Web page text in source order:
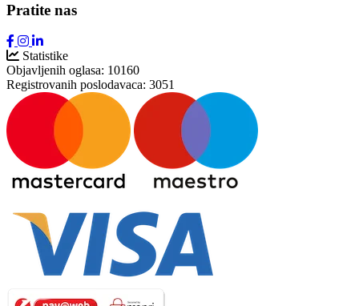
Pratite nas
Statistike
Objavljenih oglasa: 10160
Registrovanih poslodavaca: 3051